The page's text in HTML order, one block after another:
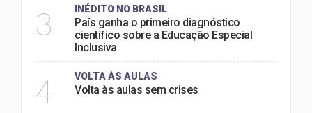
3 INÉDITO NO BRASIL
País ganha o primeiro diagnóstico
científico sobre a Educação Especial
Inclusiva
4 VOLTA ÀS AULAS
Volta às aulas sem crises